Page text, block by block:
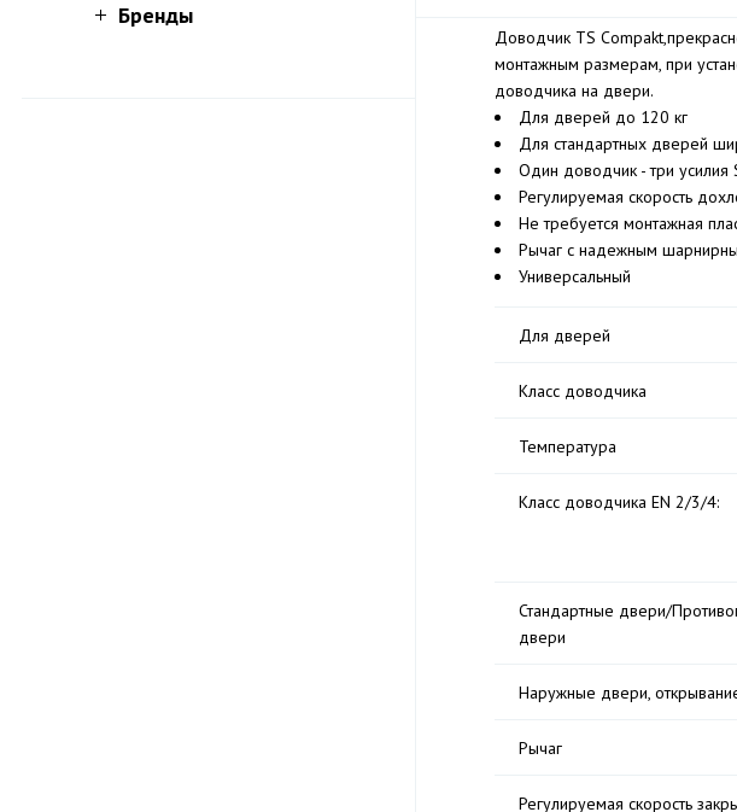
Бренды
Доводчик TS
монтажным размерам, при
доводчика на двери.
Для дверей до 120 кг
Для стандартных дверей
Один доводчик - три
Регулируемая скорость
Не требуется монтажная
Рычаг с надежным
Универсальный
Для дверей
Класс доводчика
Температура
Класс доводчика EN 2/3/4:
Стандартные двери/
двери
Наружные двери,
Рычаг
Регулируемая скорость